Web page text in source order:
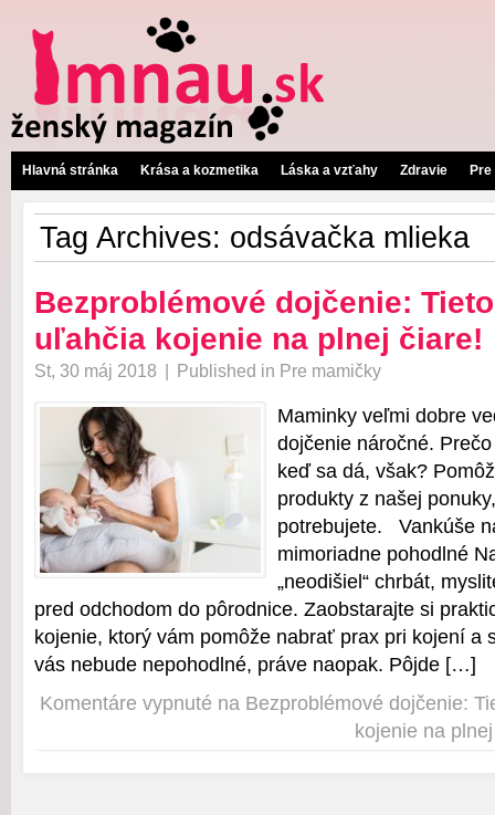
Hlavná stránka Krása a kozmetika Láska a vzťahy Zdravie
Tag Archives: odsávačka mlieka
Bezproblémové dojčenie:
uľahčia kojenie na plnej čiare!
St, 30 máj 2018 | Published in Pre mamičky
Maminky veľmi dobre
dojčenie náročné.
keď sa dá, však?
produkty z našej
potrebujete. Vankúše
mimoriadne pohodlné
„neodišiel“ chrbát,
pred odchodom do pôrodnice. Zaobstarajte si
kojenie, ktorý vám pomôže nabrať prax pri kojení a
vás nebude nepohodlné, práve naopak. Pôjde […]
Komentáre vypnuté na Bezproblémové dojčenie:
kojenie na